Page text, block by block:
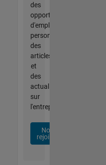
des
opportunités
d'emploi
personnalisées,
des
articles
et
des
actualités
sur
l'entreprise.
Nous
rejoindre